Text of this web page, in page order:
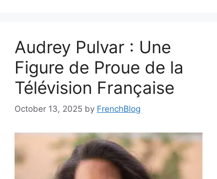
Audrey Pulvar : Une
Figure de Proue de la
Télévision Française
October 13, 2025 by FrenchBlog